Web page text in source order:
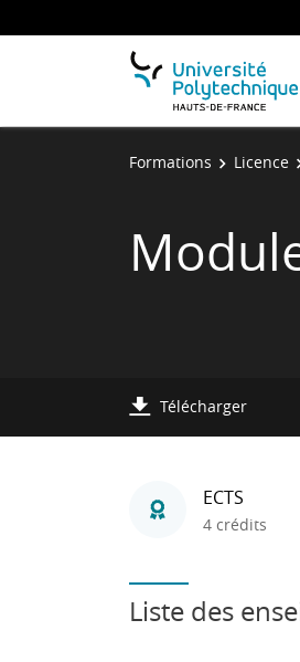
Formations Licence
Télécharger
ECTS
4 crédits
Liste des